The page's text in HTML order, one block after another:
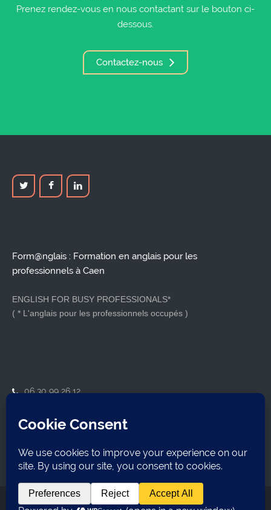
Prenez rendez-vous en nous contactant sur le bouton ci-
dessous.
Contactez-nous
Form@nglais : Formation en anglais pour les
professionnels à Caen
ENGLISH FOR BUSY PROFESSIONALS*
( * L'anglais pour les professionnels occupés )
06 30 99 26 12
14210 Herouville-Saint-Clair
Formanglais 2026 Tous droits réservés. Webdesign